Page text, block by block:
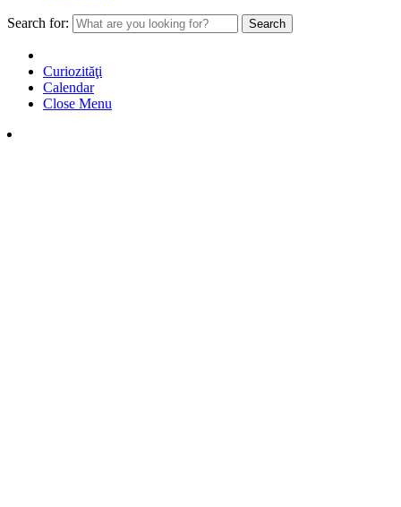
Search for:
Curiozităţi
Calendar
Close Menu